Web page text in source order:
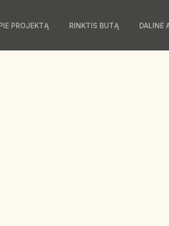
PROJEKTĄ RINKTIS BUTĄ DALINĖ